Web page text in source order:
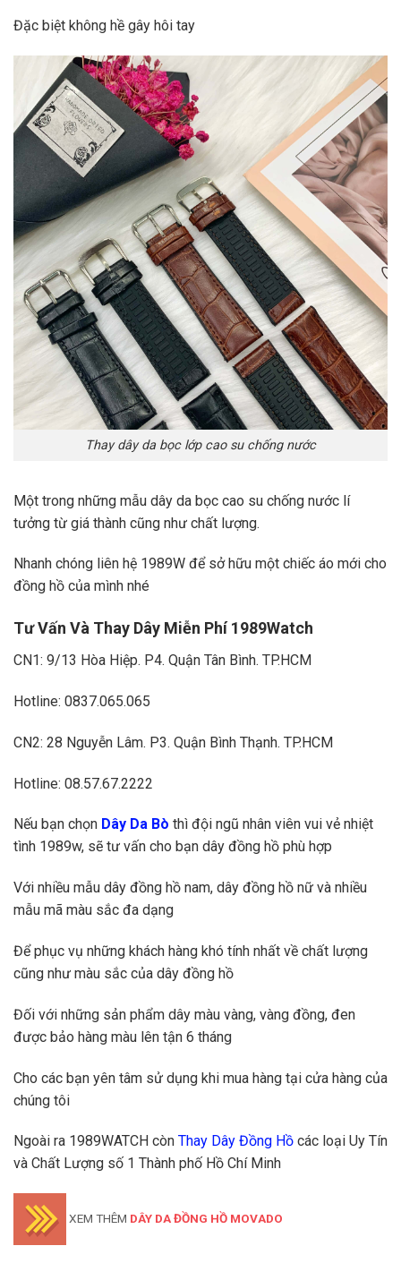
Đặc biệt không hề gây hôi tay
Thay dây da bọc lớp cao su chống nước
Một trong những mẫu dây da bọc cao su chống nước lí
tưởng từ giá thành cũng như chất lượng.
Nhanh chóng liên hệ 1989W để sở hữu một chiếc áo mới cho
đồng hồ của mình nhé
Tư Vấn Và Thay Dây Miễn Phí 1989Watch
CN1: 9/13 Hòa Hiệp. P4. Quận Tân Bình. TP.HCM
Hotline: 0837.065.065
CN2: 28 Nguyễn Lâm. P3. Quận Bình Thạnh. TP.HCM
Hotline: 08.57.67.2222
Nếu bạn chọn Dây Da Bò thì đội ngũ nhân viên vui vẻ nhiệt
tình 1989w, sẽ tư vấn cho bạn dây đồng hồ phù hợp
Với nhiều mẫu dây đồng hồ nam, dây đồng hồ nữ và nhiều
mẫu mã màu sắc đa dạng
Để phục vụ những khách hàng khó tính nhất về chất lượng
cũng như màu sắc của dây đồng hồ
Đối với những sản phẩm dây màu vàng, vàng đồng, đen
được bảo hàng màu lên tận 6 tháng
Cho các bạn yên tâm sử dụng khi mua hàng tại cửa hàng của
chúng tôi
Ngoài ra 1989WATCH còn Thay Dây Đồng Hồ các loại Uy Tín
và Chất Lượng số 1 Thành phố Hồ Chí Minh
XEM THÊM DÂY DA ĐỒNG HỒ MOVADO